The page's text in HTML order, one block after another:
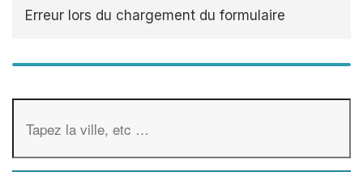
Erreur lors du chargement du formulaire